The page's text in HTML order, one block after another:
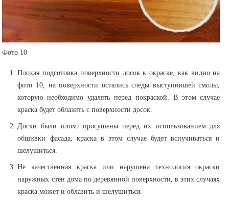
Фото 10
Плохая подготовка поверхности досок к окраске, как видно на
фото 10, на поверхности остались следы выступившей смолы,
которую необходимо удалять перед покраской. В этом случае
краска будет облазить с поверхности досок.
Доски были плохо просушены перед их использованием для
обшивки фасада, краска в этом случае будет вспучиваться и
шелушиться.
Не качественная краска или нарушена технология окраски
наружных стен дома по деревянной поверхности, в этих случаях
краска может и облазить и шелушиться.